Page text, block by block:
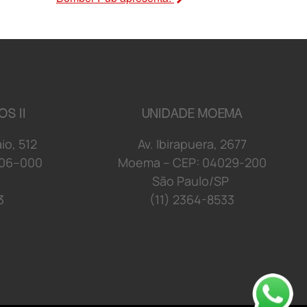
II
io, 512
–000
UNIDADE MOEMA
Av. Ibirapuera, 2677
Moema – CEP: 04029-200
São Paulo/SP
(11) 2364-8533